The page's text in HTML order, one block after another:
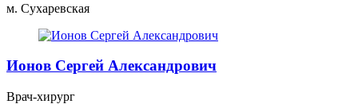
м. Сухаревская
Ионов Сергей Александрович
Врач-хирург